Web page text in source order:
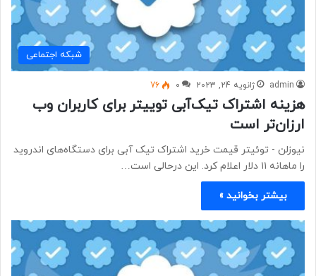
شبكه اجتماعی
admin ژانویه 24, 2023 0
76
هزینه اشتراک تیک‌آبی توییتر برای کاربران وب
ارزان‌تر است
نیوزلن - ​​​​​​​توئیتر قیمت خرید اشتراک تیک آبی برای دستگاه‌های اندروید
را ماهانه ۱۱ دلار اعلام کرد. این درحالی است…
بیشتر بخوانید »